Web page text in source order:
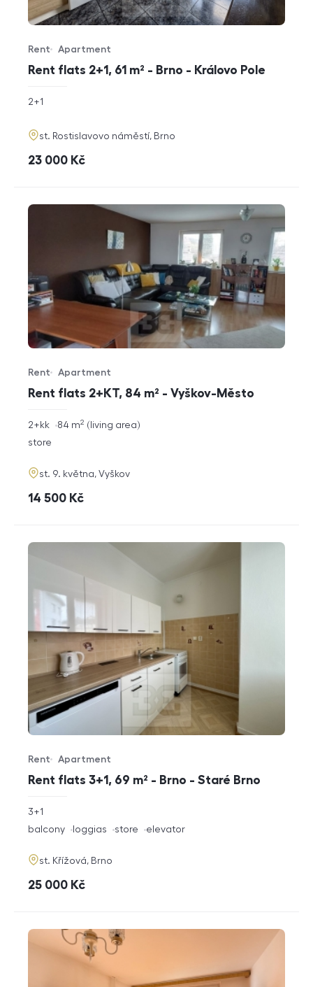
Rent flats 2+1, 61 m² - Brno - Královo Pole
Offer type
Rent
Property type
Apartment
rozměry
2+1
adresa
st. Rostislavovo náměstí, Brno
cena
23 000 Kč
Rent flats 2+KT, 84 m² - Vyškov-Město
Offer type
Rent
Property type
Apartment
rozměry
2+kk living area
84 m2
funkce
store
adresa
st. 9. května, Vyškov
cena
14 500 Kč
Rent flats 3+1, 69 m² - Brno - Staré Brno
Offer type
Rent
Property type
Apartment
rozměry
3+1
funkce
balcony loggias store elevator
adresa
st. Křížová, Brno
cena
25 000 Kč